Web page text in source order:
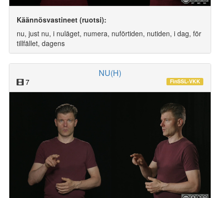
Käännösvastineet (ruotsi):
nu, just nu, i nuläget, numera, nuförtiden, nutiden, i dag, för
tillfället, dagens
NU(H)
7 FinSSL-VKK